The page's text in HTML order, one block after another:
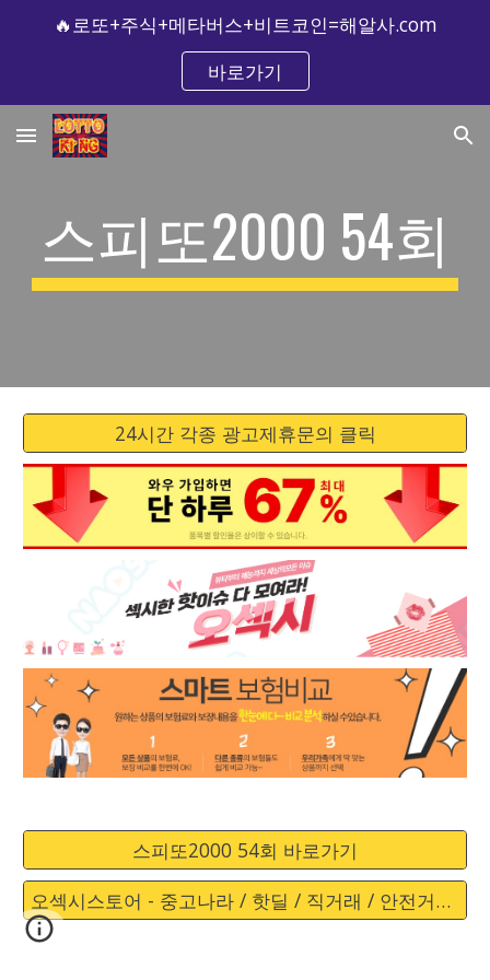
Skip to main content Skip to navigation
🔥로또+주식+메타버스+비트코인=해알사.com
바로가기
스피또2000 54회
24시간 각종 광고제휴문의 클릭
스피또2000 54회 바로가기
오섹시스토어 - 중고나라 / 핫딜 / 직거래 / 안전거래 바로가기